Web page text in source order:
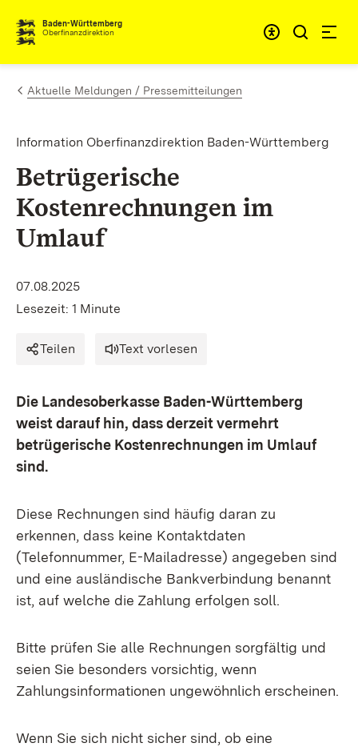
Zum Inhalt springen
Baden-Württemberg
Oberfinanzdirektion
Aktuelle Meldungen / Pressemitteilungen
Information Oberfinanzdirektion Baden-Württemberg
Betrügerische
Kostenrechnungen im
Umlauf
07.08.2025
Lesezeit: 1 Minute
Teilen Text vorlesen
Die Landesoberkasse Baden-Württemberg
weist darauf hin, dass derzeit vermehrt
betrügerische Kostenrechnungen im Umlauf
sind.
Diese Rechnungen sind häufig daran zu
erkennen, dass keine Kontaktdaten
(Telefonnummer, E-Mailadresse) angegeben sind
und eine ausländische Bankverbindung benannt
ist, auf welche die Zahlung erfolgen soll.
Bitte prüfen Sie alle Rechnungen sorgfältig und
seien Sie besonders vorsichtig, wenn
Zahlungsinformationen ungewöhnlich erscheinen.
Wenn Sie sich nicht sicher sind, ob eine